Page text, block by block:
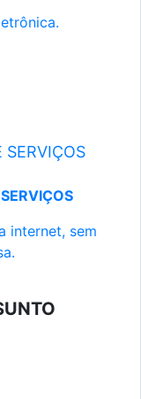
SERVIÇOS
internet, sem